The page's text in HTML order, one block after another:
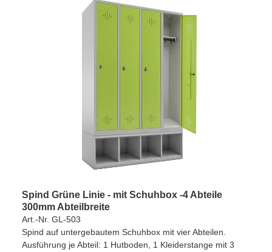
Spind Grüne Linie - mit Schuhbox -4 Abteile
300mm Abteilbreite
Art.-Nr. GL-503
Spind auf untergebautem Schuhbox mit vier Abteilen.
Ausführung je Abteil: 1 Hutboden, 1 Kleiderstange mit 3